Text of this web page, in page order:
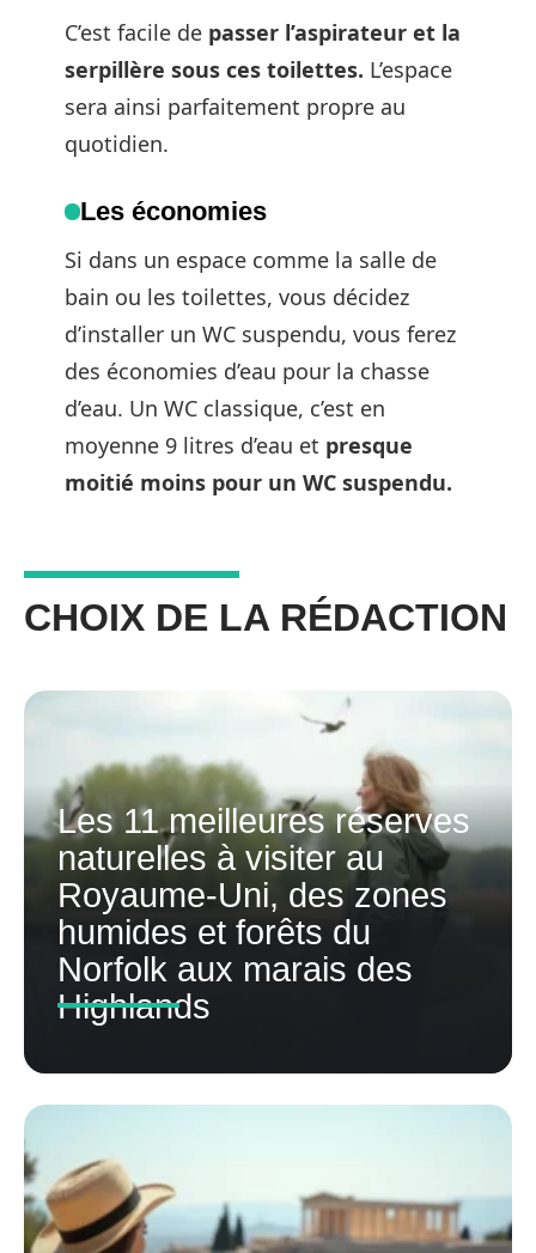
C’est facile de passer l’aspirateur et la
serpillère sous ces toilettes. L’espace
sera ainsi parfaitement propre au
quotidien.
Les économies
Si dans un espace comme la salle de
bain ou les toilettes, vous décidez
d’installer un WC suspendu, vous ferez
des économies d’eau pour la chasse
d’eau. Un WC classique, c’est en
moyenne 9 litres d’eau et presque
moitié moins pour un WC suspendu.
CHOIX DE LA RÉDACTION
Les 11 meilleures réserves
naturelles à visiter au
Royaume-Uni, des zones
humides et forêts du
Norfolk aux marais des
Highlands